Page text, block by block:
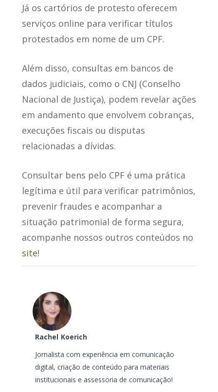
Já os cartórios de protesto oferecem
serviços online para verificar títulos
protestados em nome de um CPF.
Além disso, consultas em bancos de
dados judiciais, como o CNJ (Conselho
Nacional de Justiça), podem revelar ações
em andamento que envolvem cobranças,
execuções fiscais ou disputas
relacionadas a dívidas.
Consultar bens pelo CPF é uma prática
legítima e útil para verificar patrimônios,
prevenir fraudes e acompanhar a
situação patrimonial de forma segura,
acompanhe nossos outros conteúdos no
site!
Rachel Koerich
Jornalista com experiência em comunicação
digital, criação de conteúdo para materiais
institucionais e assessoria de comunicação!